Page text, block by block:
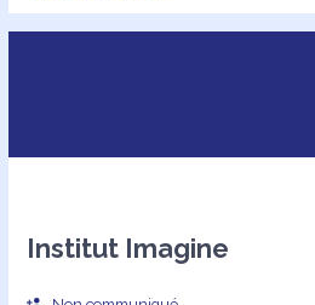
Institut Imagine